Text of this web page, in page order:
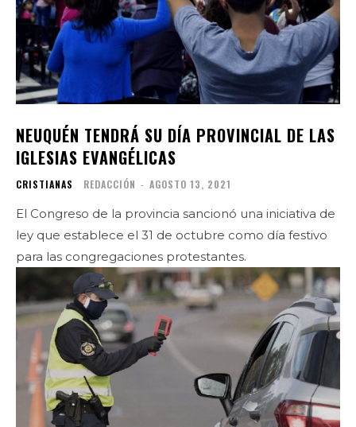
NEUQUÉN TENDRÁ SU DÍA PROVINCIAL DE LAS
IGLESIAS EVANGÉLICAS
CRISTIANAS REDACCIÓN - AGOSTO 13, 2021
El Congreso de la provincia sancionó una iniciativa de
ley que establece el 31 de octubre como día festivo
para las congregaciones protestantes.